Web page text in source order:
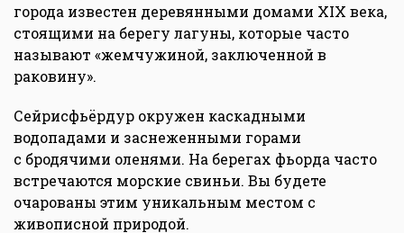
города известен деревянными домами XIX века,
стоящими на берегу лагуны, которые часто
называют «жемчужиной, заключенной в
раковину».
Сейрисфьёрдур окружен каскадными
водопадами и заснеженными горами
с бродячими оленями. На берегах фьорда часто
встречаются морские свиньи. Вы будете
очарованы этим уникальным местом с
живописной природой.